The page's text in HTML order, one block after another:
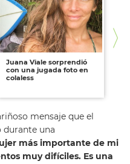
Juana Viale sorprendió
con una jugada foto en
colaless
mensaje que el
durante una
más importante de mi
muy difíciles. Es una